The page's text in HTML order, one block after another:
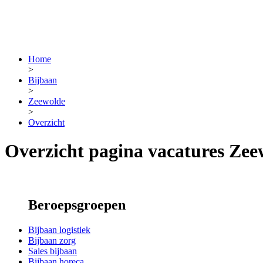
Home
>
Bijbaan
>
Zeewolde
>
Overzicht
Overzicht pagina vacatures
Beroepsgroepen
Bijbaan logistiek
Bijbaan zorg
Sales bijbaan